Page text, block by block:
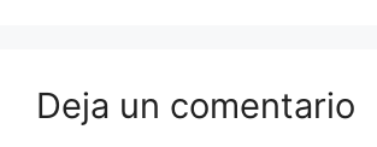
Deja un comentario